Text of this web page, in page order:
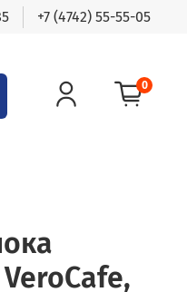
+7 (4742) 55-55-05
0